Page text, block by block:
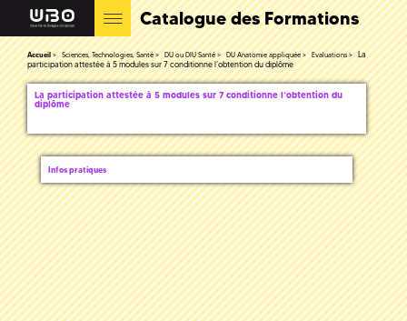
Catalogue des Formations
Accueil Sciences, Technologies, Santé DU ou DIU Santé DU Anatomie appliquée Evaluations
La
participation attestée à 5 modules sur 7 conditionne l’obtention du diplôme
La participation attestée à 5 modules sur 7 conditionne l’obtention du
diplôme
Infos pratiques